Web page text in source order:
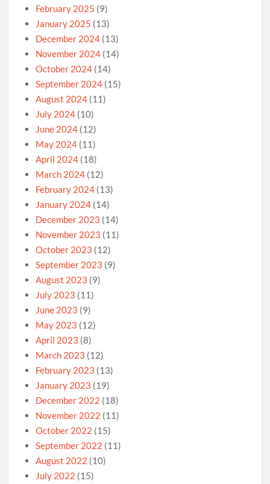
February 2025 (9)
January 2025 (13)
December 2024 (13)
November 2024 (14)
October 2024 (14)
September 2024 (15)
August 2024 (11)
July 2024 (10)
June 2024 (12)
May 2024 (11)
April 2024 (18)
March 2024 (12)
February 2024 (13)
January 2024 (14)
December 2023 (14)
November 2023 (11)
October 2023 (12)
September 2023 (9)
August 2023 (9)
July 2023 (11)
June 2023 (9)
May 2023 (12)
April 2023 (8)
March 2023 (12)
February 2023 (13)
January 2023 (19)
December 2022 (18)
November 2022 (11)
October 2022 (15)
September 2022 (11)
August 2022 (10)
July 2022 (15)